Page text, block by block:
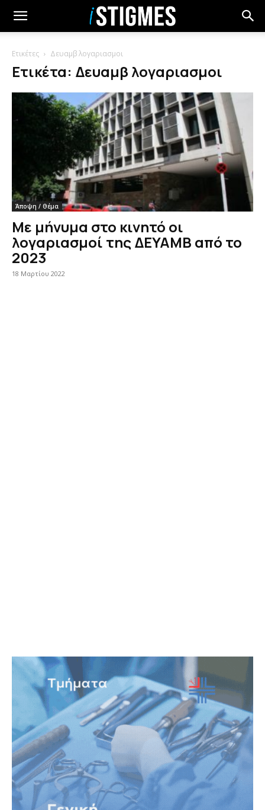
Ετικέτες Δευαμβ λογαριασμοι
Ετικέτα: Δευαμβ λογαριασμοι
Άποψη / Θέμα
Με μήνυμα στο κινητό οι
λογαριασμοί της ΔΕΥΑΜΒ από το
2023
18 Μαρτίου 2022